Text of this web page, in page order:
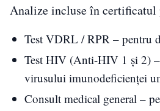
Analize incluse în certificatul
Test VDRL / RPR – pentru
Test HIV (Anti-HIV 1 și 2) –
virusului imunodeficienței
Consult medical general –